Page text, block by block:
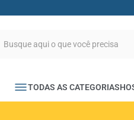
TODAS AS CATEGORIAS